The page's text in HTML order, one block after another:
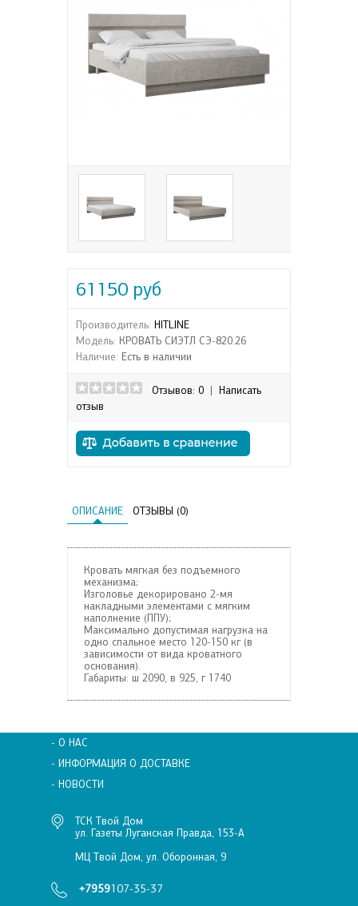
61150 руб
Производитель: HITLINE
Модель: КРОВАТЬ СИЭТЛ СЭ-820.26
Наличие: Есть в наличии
Отзывов: 0
Написать
отзыв
ОПИСАНИЕ ОТЗЫВЫ (0)
Кровать мягкая без подъемного
механизма;
Изголовье декорировано 2-мя
накладными элементами с мягким
наполнение (ППУ);
Максимально допустимая нагрузка на
одно спальное место 120-150 кг (в
зависимости от вида кроватного
основания).
Габариты: ш 2090, в 925, г 1740
- О НАС
- ИНФОРМАЦИЯ О ДОСТАВКЕ
- НОВОСТИ
ТСК Твой Дом
ул. Газеты Луганская Правда, 153-А
МЦ Твой Дом, ул. Оборонная, 9
+7959107-35-37